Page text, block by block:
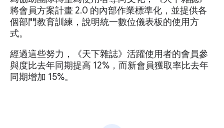
將會員方案計畫 2.0 的內部作業標準化，並提供各
個部門教育訓練，說明統一數位儀表板的使用方
式。
經過這些努力，《天下雜誌》活躍使用者的會員參
與度比去年同期提高 12%，而新會員獲取率比去年
同期增加 15%。